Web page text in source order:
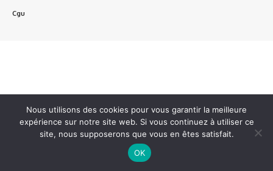
Cgu
Nous utilisons des cookies pour vous garantir la meilleure
expérience sur notre site web. Si vous continuez à utiliser ce
site, nous supposerons que vous en êtes satisfait.
OK